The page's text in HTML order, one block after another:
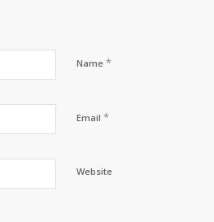
Name *
Email *
Website